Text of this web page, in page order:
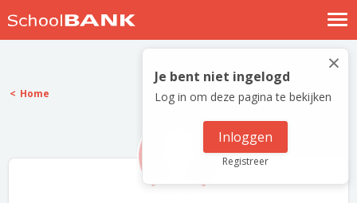
Nostalgische verhalen
Log in
Meld je gratis aan
×
Je bent niet ingelogd
Log in om deze pagina te bekijken
Inloggen
Registreer
Home